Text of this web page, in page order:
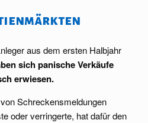
aus dem ersten Halbjahr
sich panische Verkäufe
erwiesen.
Schreckensmeldungen
oder verringerte, hat dafür den